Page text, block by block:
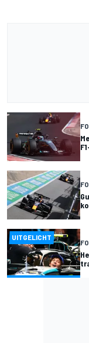
UITGELICHT